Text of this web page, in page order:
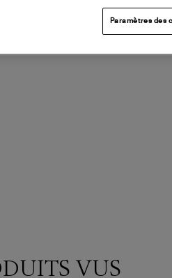
VUS
Paramètres des